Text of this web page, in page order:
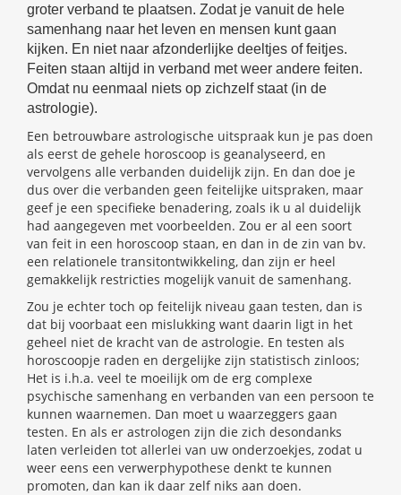
groter verband te plaatsen. Zodat je vanuit de hele
samenhang naar het leven en mensen kunt gaan
kijken. En niet naar afzonderlijke deeltjes of feitjes.
Feiten staan altijd in verband met weer andere feiten.
Omdat nu eenmaal niets op zichzelf staat (in de
astrologie).
Een betrouwbare astrologische uitspraak kun je pas doen
als eerst de gehele horoscoop is geanalyseerd, en
vervolgens alle verbanden duidelijk zijn. En dan doe je
dus over die verbanden geen feitelijke uitspraken, maar
geef je een specifieke benadering, zoals ik u al duidelijk
had aangegeven met voorbeelden. Zou er al een soort
van feit in een horoscoop staan, en dan in de zin van bv.
een relationele transitontwikkeling, dan zijn er heel
gemakkelijk restricties mogelijk vanuit de samenhang.
Zou je echter toch op feitelijk niveau gaan testen, dan is
dat bij voorbaat een mislukking want daarin ligt in het
geheel niet de kracht van de astrologie. En testen als
horoscoopje raden en dergelijke zijn statistisch zinloos;
Het is i.h.a. veel te moeilijk om de erg complexe
psychische samenhang en verbanden van een persoon te
kunnen waarnemen. Dan moet u waarzeggers gaan
testen. En als er astrologen zijn die zich desondanks
laten verleiden tot allerlei van uw onderzoekjes, zodat u
weer eens een verwerphypothese denkt te kunnen
promoten, dan kan ik daar zelf niks aan doen.